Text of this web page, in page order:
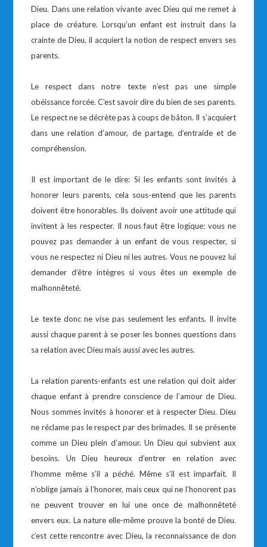
Dieu. Dans une relation vivante avec Dieu qui me remet à
place de créature. Lorsqu’un enfant est instruit dans la
crainte de Dieu, il acquiert la notion de respect envers ses
parents.
Le respect dans notre texte n’est pas une simple
obéissance forcée. C’est savoir dire du bien de ses parents.
Le respect ne se décrète pas à coups de bâton. Il s’acquiert
dans une relation d’amour, de partage, d’entraide et de
compréhension.
Il est important de le dire: Si les enfants sont invités à
honorer leurs parents, cela sous-entend que les parents
doivent être honorables. Ils doivent avoir une attitude qui
invitent à les respecter. Il nous faut être logique: vous ne
pouvez pas demander à un enfant de vous respecter, si
vous ne respectez ni Dieu ni les autres. Vous ne pouvez lui
demander d’être intègres si vous êtes un exemple de
malhonnêteté.
Le texte donc ne vise pas seulement les enfants. Il invite
aussi chaque parent à se poser les bonnes questions dans
sa relation avec Dieu mais aussi avec les autres.
La relation parents-enfants est une relation qui doit aider
chaque enfant à prendre conscience de l’amour de Dieu.
Nous sommes invités à honorer et à respecter Dieu. Dieu
ne réclame pas le respect par des brimades. Il se présente
comme un Dieu plein d’amour. Un Dieu qui subvient aux
besoins. Un Dieu heureux d’entrer en relation avec
l’homme même s’il a péché. Même s’il est imparfait. Il
n’oblige jamais à l’honorer, mais ceux qui ne l’honorent pas
ne peuvent trouver en lui une once de malhonnêteté
envers eux. La nature elle-même prouve la bonté de Dieu.
c’est cette rencontre avec Dieu, la reconnaissance de don